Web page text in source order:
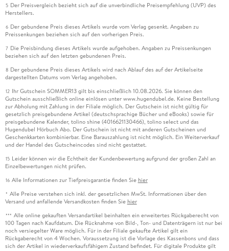
Pfade mit Kurven und Ecken . . . 210
Freistellen mit Alphakanälen . . . 216
Freistellen mit Vektormaske . . . 220
Bilder identisch zuschneiden . . . 223
7. Bildmontage . . . 228
Ein Bild in ein Display montieren . . . 230
Weiches Überblenden . . . 232
Einen Hintergrund austauschen . . . 234
Tag- und Nachtaufnahme vereinen . . . 239
Himmel austauschen . . . 244
5 Der Preisvergleich bezieht sich auf die unverbindliche Preisempfehlung (UVP) des
Herstellers.
6 Der gebundene Preis dieses Artikels wurde vom Verlag gesenkt. Angaben zu
Preissenkungen beziehen sich auf den vorherigen Preis.
7 Die Preisbindung dieses Artikels wurde aufgehoben. Angaben zu Preissenkungen
beziehen sich auf den letzten gebundenen Preis.
8 Der gebundene Preis dieses Artikels wird nach Ablauf des auf der Artikelseite
dargestellten Datums vom Verlag angehoben.
12 Ihr Gutschein SOMMER13 gilt bis einschließlich 10.08.2026. Sie können den
Gutschein ausschließlich online einlösen unter www.hugendubel.de. Keine Bestellung
zur Abholung mit Zahlung in der Filiale möglich. Der Gutschein ist nicht gültig für
gesetzlich preisgebundene Artikel (deutschsprachige Bücher und eBooks) sowie für
preisgebundene Kalender, tolino shine (4016621130466), tolino select und das
Hugendubel Hörbuch Abo. Der Gutschein ist nicht mit anderen Gutscheinen und
Geschenkkarten kombinierbar. Eine Barauszahlung ist nicht möglich. Ein Weiterverkauf
und der Handel des Gutscheincodes sind nicht gestattet.
15 Leider können wir die Echtheit der Kundenbewertung aufgrund der großen Zahl an
Einzelbewertungen nicht prüfen.
16 Alle Informationen zur Tiefpreisgarantie finden Sie hier
* Alle Preise verstehen sich inkl. der gesetzlichen MwSt. Informationen über den
Versand und anfallende Versandkosten finden Sie hier
*** Alle online gekauften Versandartikel beinhalten ein erweitertes Rückgaberecht von
100 Tagen nach Kaufdatum. Die Rücknahme von Bild-, Ton- und Datenträgern ist nur bei
noch versiegelter Ware möglich. Für in der Filiale gekaufte Artikel gilt ein
Rückgaberecht von 4 Wochen. Voraussetzung ist die Vorlage des Kassenbons und dass
sich der Artikel in wiederverkaufsfähigem Zustand befindet. Für digitale Produkte gilt